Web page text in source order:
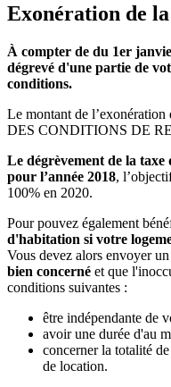
Exonération de
À compter de du 1er
dégrevé d'une partie de
conditions.
Le montant de l’exonération
DES CONDITIONS DE
Le dégrèvement de la
pour l’année 2018,
100% en 2020.
Pour pouvez également
d'habitation si votre
Vous devez alors envoyer
bien concerné et que
conditions suivantes :
être indépendante de
avoir une durée d'au
concerner la totalité
de location.